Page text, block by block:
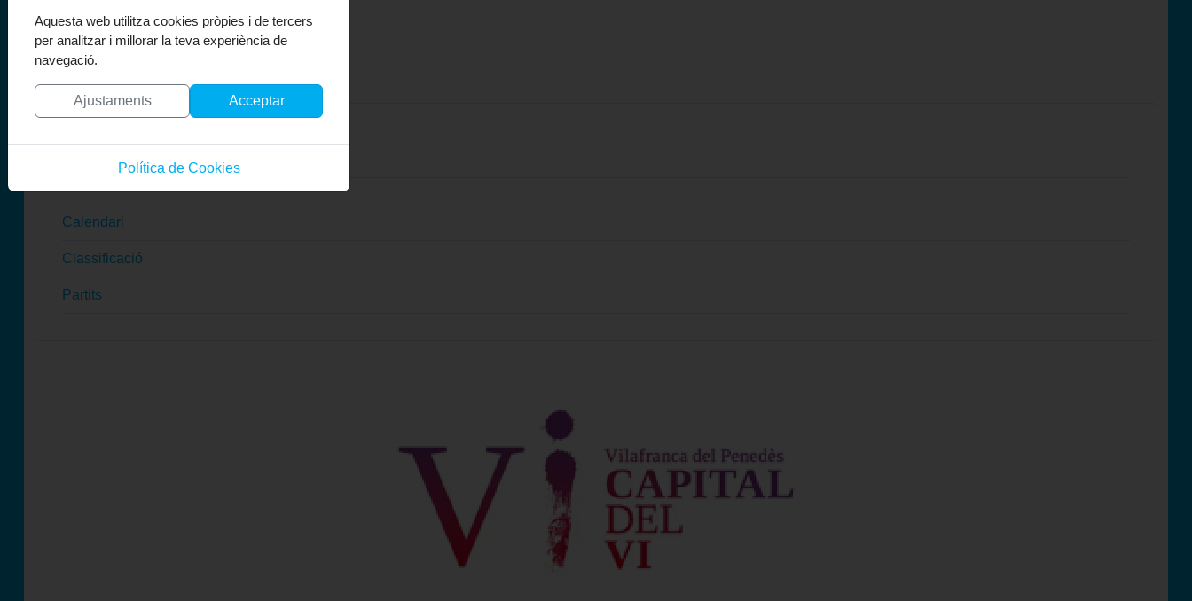
Primer Equip
Calendari
Classificació
Partits
Aquesta web utilitza cookies pròpies i de tercers
per analitzar i millorar la teva experiència de
navegació.
Ajustaments Acceptar
Política de Cookies